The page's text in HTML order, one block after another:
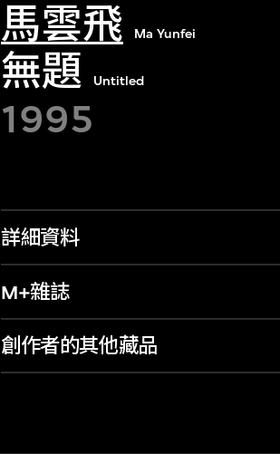
馬雲飛 Ma Yunfei
無題 Untitled
1995
詳細資料
M+雜誌
創作者的其他藏品